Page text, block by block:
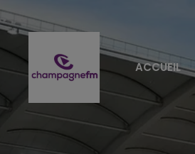
ACCUEIL